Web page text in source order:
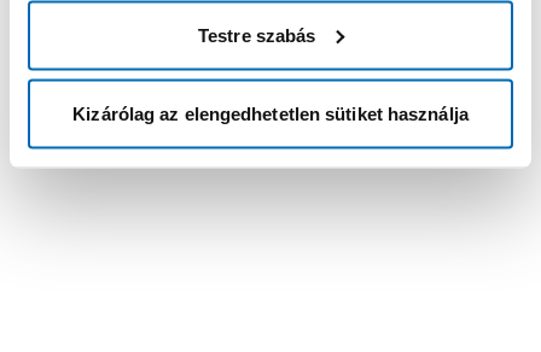
Testre szabás
Kizárólag az elengedhetetlen sütiket használja